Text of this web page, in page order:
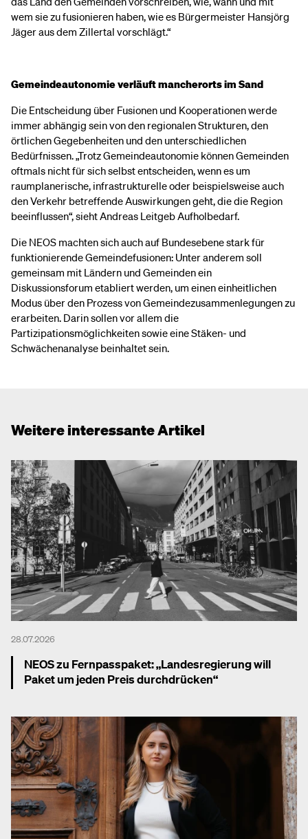
wem sie zu fusionieren haben, wie es Bürgermeister Hansjörg
Jäger aus dem Zillertal vorschlägt.“
Gemeindeautonomie verläuft mancherorts im Sand
Die Entscheidung über Fusionen und Kooperationen werde
immer abhängig sein von den regionalen Strukturen, den
örtlichen Gegebenheiten und den unterschiedlichen
Bedürfnissen. „Trotz Gemeindeautonomie können Gemeinden
oftmals nicht für sich selbst entscheiden, wenn es um
raumplanerische, infrastrukturelle oder beispielsweise auch
den Verkehr betreffende Auswirkungen geht, die die Region
beeinflussen“, sieht Andreas Leitgeb Aufholbedarf.
Die NEOS machten sich auch auf Bundesebene stark für
funktionierende Gemeindefusionen: Unter anderem soll
gemeinsam mit Ländern und Gemeinden ein
Diskussionsforum etabliert werden, um einen einheitlichen
Modus über den Prozess von Gemeindezusammenlegungen zu
erarbeiten. Darin sollen vor allem die
Partizipationsmöglichkeiten sowie eine Stäken- und
Schwächenanalyse beinhaltet sein.
Weitere interessante Artikel
28.07.2026
NEOS zu Fernpasspaket: „Landesregierung will
Paket um jeden Preis durchdrücken“